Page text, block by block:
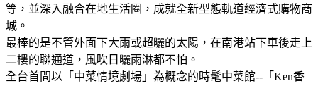
等，並深入融合在地生活圈，成就全新型態軌道經濟式購物商
城。
最棒的是不管外面下大雨或超曬的太陽，在南港站下車後走上
二樓的聯通道，風吹日曬雨淋都不怕。
全台首間以「中菜情境劇場」為概念的時髦中菜館--「Ken香